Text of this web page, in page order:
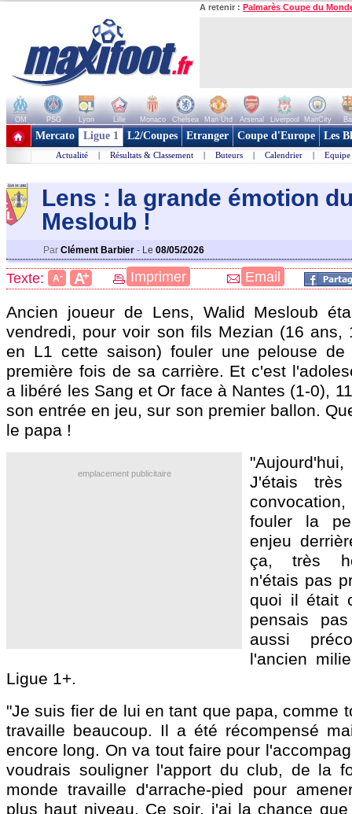
A retenir : Palmarès Coupe du
OM PSG Lyon Lille Monaco Chelsea Man Utd Arsenal Liverpool ManCity
+ de clubs
Mercato Ligue 1 L2/Coupes Etranger Coupe d'Europe Les
Actualité | Résultats & Classement | Buteurs | Calendrier | Equipe
Lens : la grande émotion
Mesloub !
Par Clément Barbier - Le 08/05/2026
Texte: A- A+ Imprimer Email
Ancien joueur de Lens, Walid Mesloub
vendredi, pour voir son fils Mezian (16 ans,
en L1 cette saison) fouler une pelouse
première fois de sa carrière. Et c'est
a libéré les Sang et Or face à Nantes (1-0),
son entrée en jeu, sur son premier ballon.
le papa !
emplacement publicitaire
J'étais
fouler la
enjeu
ça, très
n'étais pas
quoi il était
pensais
aussi
l'ancien
Ligue 1+.
"Je suis fier de lui en tant que papa, comme
travaille beaucoup. Il a été récompensé
encore long. On va tout faire pour
voudrais souligner l'apport du club, de la
monde travaille d'arrache-pied pour
plus haut niveau. Ce soir, j'ai la chance